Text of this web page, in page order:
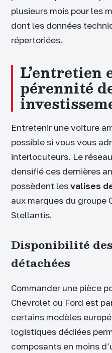
plusieurs mois pour les
dont les données
répertoriées.
L’entretien
pérennité
Entretenir une voiture
possible si vous vous
interlocuteurs. Le
densifié ces dernières
possèdent lesvalises
aux marques du groupe
Stellantis.
Disponibilité
détachées
Commander une pièce
Chevrolet ou Ford est
certains modèles
logistiques dédiées
composants en moins